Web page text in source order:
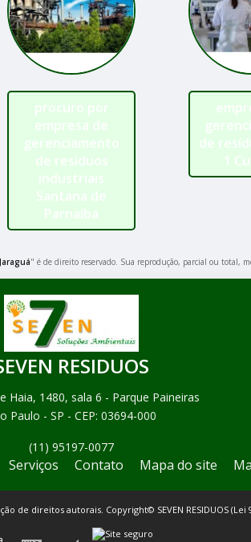
procuro por
empresa de
gerenciamento
de resíduos
industriais
Santana de
Parnaíba
de
1
" é de direito reservado. Sua reprodução, parcial ou total,
RESIDUOS
Haia, 1480, sala 6 - Parque Paineiras
Paulo - SP - CEP: 03694-000
(11) 95197-0077
Serviços Contato Mapa do site
de direitos autorais. Copyright© SEVEN RESIDUOS (Lei